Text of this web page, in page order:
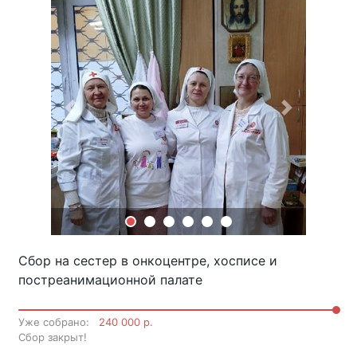
Previous Next
Сбор на сестер в онкоцентре, хосписе и
постреанимационной палате
Уже собрано:
240 000 р.
Cбор закрыт!